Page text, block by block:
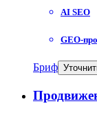
AI SEO
GEO-
Бриф